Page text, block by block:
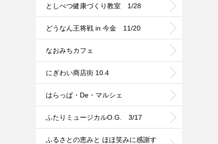
としべつ健康づくり教室 1/28
どうなん王将戦 in 今金 11/20
なおみちカフェ
にぎわい商店街 10.4
はらっぱ・De・マルシェ
ふたりミュージカルO.G. 3/17
ふるさとの恵みと ほほ笑みに感謝す